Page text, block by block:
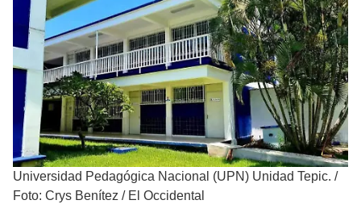
Universidad Pedagógica Nacional (UPN) Unidad Tepic. /
Foto: Crys Benítez / El Occidental